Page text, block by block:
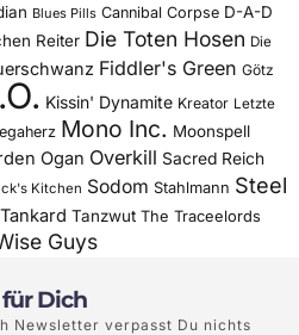
Blues Pills Cannibal Corpse D-A-D
Reiter Die Toten Hosen Die
Fiddler's Green Götz
Kissin' Dynamite Kreator Letzte
Mono Inc. Moonspell
Ogan Overkill Sacred Reich
Kitchen Sodom Stahlmann Steel
Tankard Tanzwut The Traceelords
Guys
Dich
Newsletter verpasst Du nichts